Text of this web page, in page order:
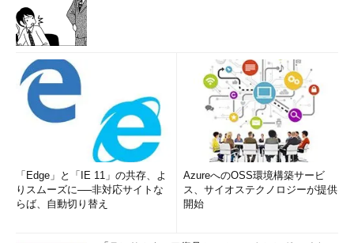
「Edge」と「IE 11」の共存、よ
りスムーズに──非対応サイトな
らば、自動切り替え
AzureへのOSS環境構築サービ
ス、サイオステクノロジーが提供
開始